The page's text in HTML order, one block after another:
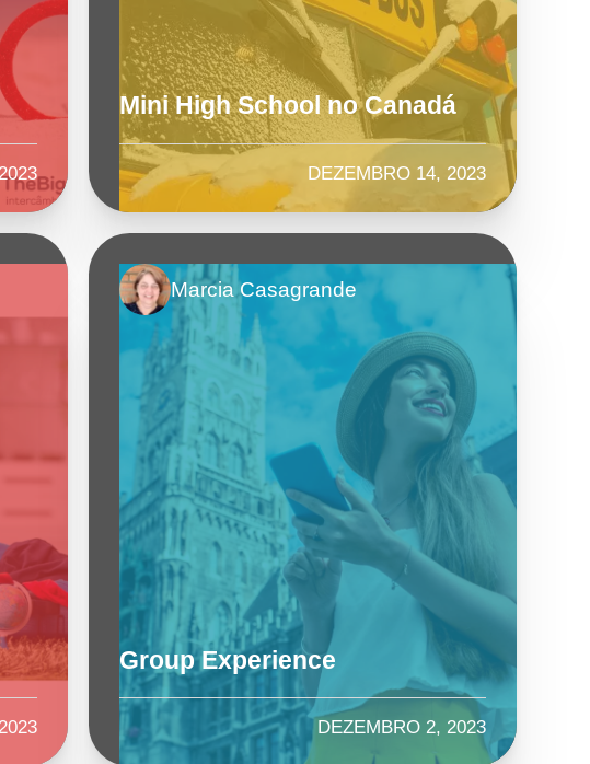
Mini High School no Canadá
DEZEMBRO 14, 2023
Marcia Casagrande
Group Experience
DEZEMBRO 2, 2023